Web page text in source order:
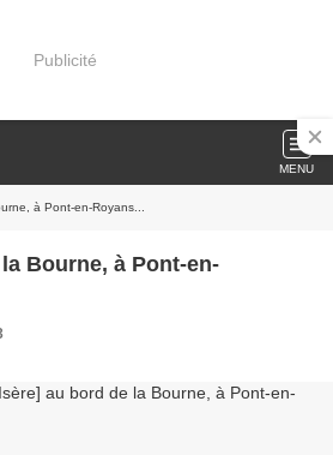
Publicité
MENU
à Pont-en-Royans...
Bourne, à Pont-en-